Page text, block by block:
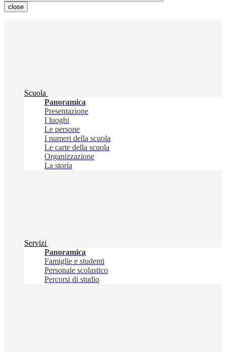
close
Scuola
Panoramica
Presentazione
I luoghi
Le persone
I numeri della scuola
Le carte della scuola
Organizzazione
La storia
Servizi
Panoramica
Famiglie e studenti
Personale scolastico
Percorsi di studio